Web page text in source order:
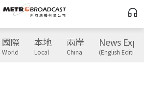
國際
World
本地
Local
兩岸
China
News
(English Edition)